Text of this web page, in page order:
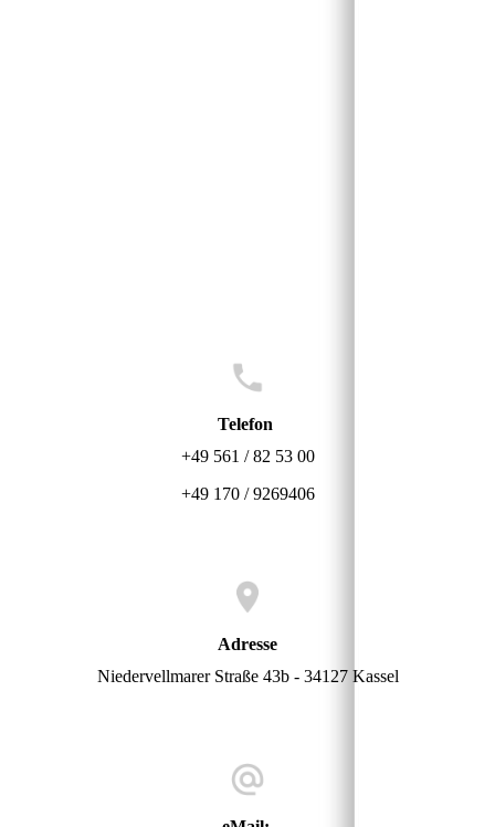
Telefon
+49 561 / 82 53 00
+49 170 / 9269406
Adresse
Niedervellmarer Straße 43b - 34127 Kassel